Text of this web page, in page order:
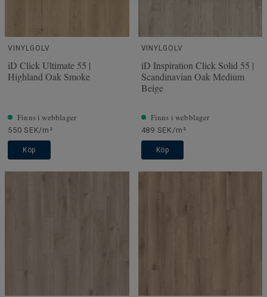
VINYLGOLV
iD Click Ultimate 55 |
Highland Oak Smoke
Finns i webblager
550 SEK/m²
Köp
VINYLGOLV
iD Inspiration Click Solid 55 |
Scandinavian Oak Medium
Beige
Finns i webblager
489 SEK/m²
Köp